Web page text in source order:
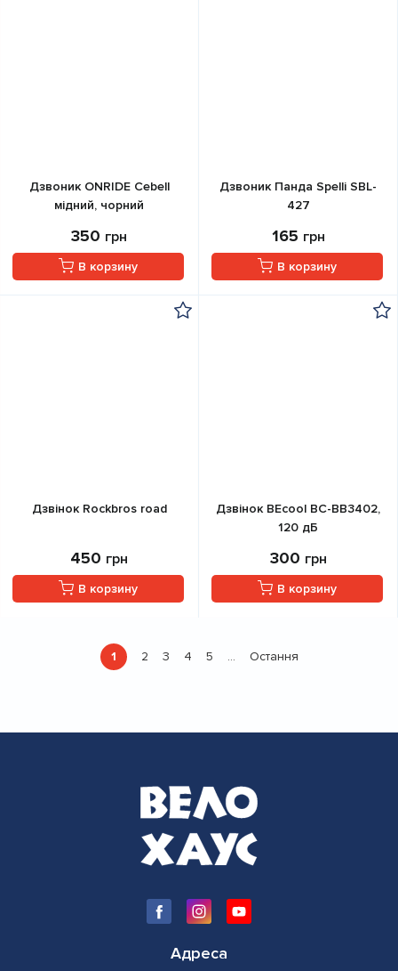
Дзвоник ONRIDE Cebell
мідний, чорний
350 грн
В корзину
Дзвоник Панда Spelli SBL-
427
165 грн
В корзину
Дзвінок Rockbros road
450 грн
В корзину
Дзвінок BEcool BC-BB3402,
120 дБ
300 грн
В корзину
Розбивка
на
Поточна
сторінка
1 Страница
2 Страница
3 Страница
4 Страница
5 …
Остання
Остання
Адреса